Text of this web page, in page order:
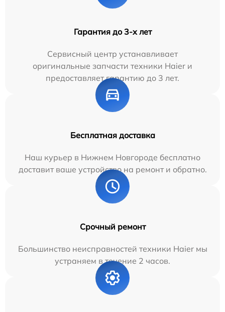
Гарантия до 3-х лет
Сервисный центр устанавливает
оригинальные запчасти техники Haier и
предоставляет гарантию до 3 лет.
Бесплатная доставка
Наш курьер в Нижнем Новгороде бесплатно
доставит ваше устройство на ремонт и обратно.
Срочный ремонт
Большинство неисправностей техники Haier мы
устраняем в течение 2 часов.